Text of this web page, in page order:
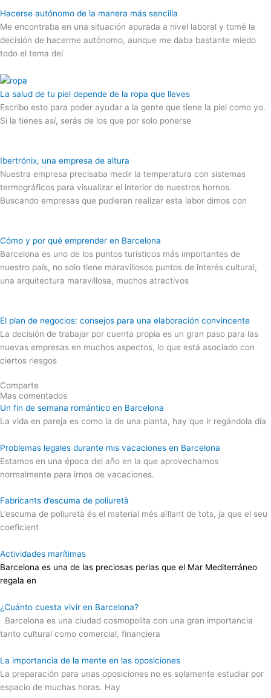
Hacerse autónomo de la manera más sencilla
Me encontraba en una situación apurada a nivel laboral y tomé la
decisión de hacerme autónomo, aunque me daba bastante miedo
todo el tema del
La salud de tu piel depende de la ropa que lleves
Escribo esto para poder ayudar a la gente que tiene la piel como yo.
Si la tienes así, serás de los que por solo ponerse
Ibertrónix, una empresa de altura
Nuestra empresa precisaba medir la temperatura con sistemas
termográficos para visualizar el interior de nuestros hornos.
Buscando empresas que pudieran realizar esta labor dimos con
Cómo y por qué emprender en Barcelona
Barcelona es uno de los puntos turísticos más importantes de
nuestro país, no solo tiene maravillosos puntos de interés cultural,
una arquitectura maravillosa, muchos atractivos
El plan de negocios: consejos para una elaboración convincente
La decisión de trabajar por cuenta propia es un gran paso para las
nuevas empresas en muchos aspectos, lo que está asociado con
ciertos riesgos
Comparte
Mas comentados
Un fin de semana romántico en Barcelona
La vida en pareja es como la de una planta, hay que ir regándola día
Problemas legales durante mis vacaciones en Barcelona
Estamos en una época del año en la que aprovechamos
normalmente para irnos de vacaciones.
Fabricants d’escuma de poliuretà
L’escuma de poliuretà és el material més aïllant de tots, ja que el seu
coeficient
Actividades marítimas
Barcelona es una de las preciosas perlas que el Mar Mediterráneo
regala en
¿Cuánto cuesta vivir en Barcelona?
Barcelona es una ciudad cosmopolita con una gran importancia
tanto cultural como comercial, financiera
La importancia de la mente en las oposiciones
La preparación para unas oposiciones no es solamente estudiar por
espacio de muchas horas. Hay